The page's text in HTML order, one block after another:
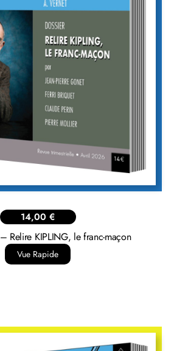
13,00€
– 70 ans d’HUMANISME en revues